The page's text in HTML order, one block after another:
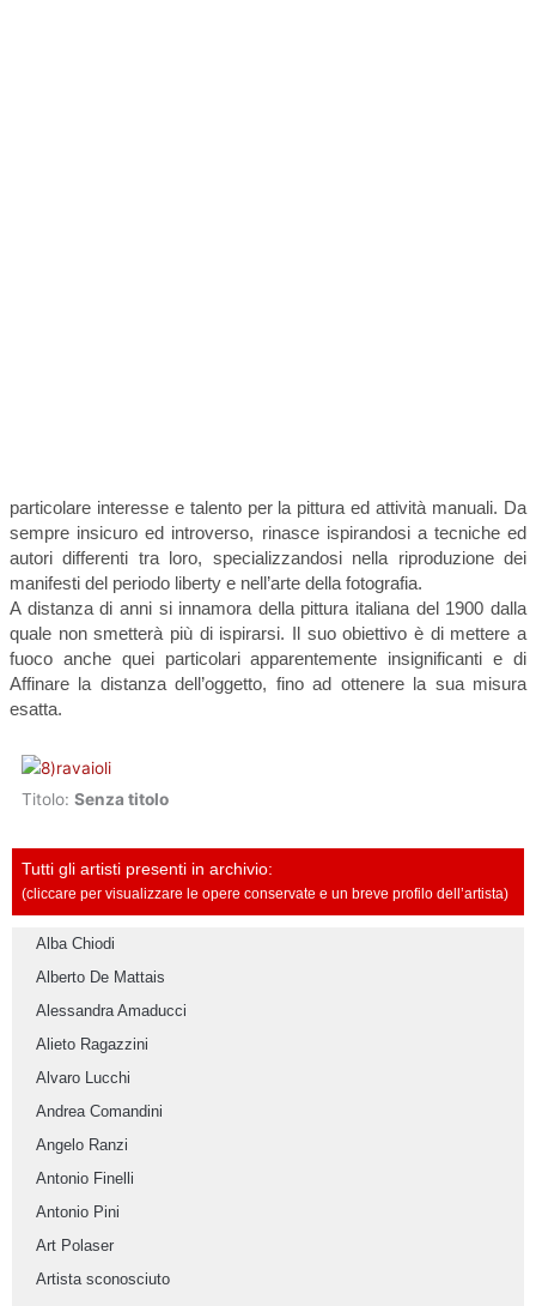
particolare interesse e talento per la pittura ed attività manuali. Da
sempre insicuro ed introverso, rinasce ispirandosi a tecniche ed
autori differenti tra loro, specializzandosi nella riproduzione dei
manifesti del periodo liberty e nell’arte della fotografia.
A distanza di anni si innamora della pittura italiana del 1900 dalla
quale non smetterà più di ispirarsi. Il suo obiettivo è di mettere a
fuoco anche quei particolari apparentemente insignificanti e di
Affinare la distanza dell’oggetto, fino ad ottenere la sua misura
esatta.
Titolo: Senza titolo
Tutti gli artisti presenti in archivio:
(cliccare per visualizzare le opere conservate e un breve profilo dell’artista)
Alba Chiodi
Alberto De Mattais
Alessandra Amaducci
Alieto Ragazzini
Alvaro Lucchi
Andrea Comandini
Angelo Ranzi
Antonio Finelli
Antonio Pini
Art Polaser
Artista sconosciuto